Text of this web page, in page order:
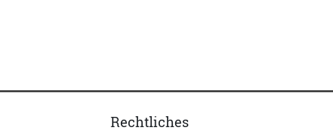
Rechtliches